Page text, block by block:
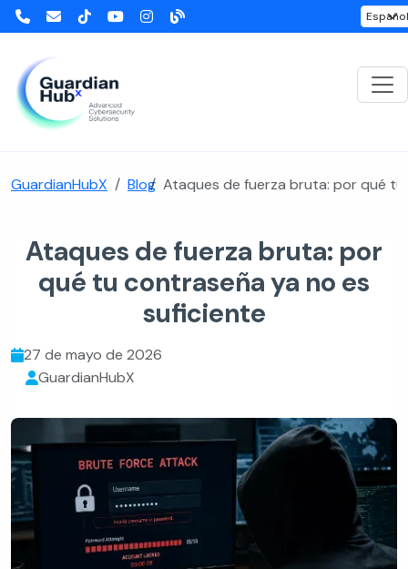
GuardianHubX Blog Ataques de fuerza bruta: por qué
Ataques de fuerza bruta: por
qué tu contraseña ya no es
suficiente
27 de mayo de 2026
GuardianHubX